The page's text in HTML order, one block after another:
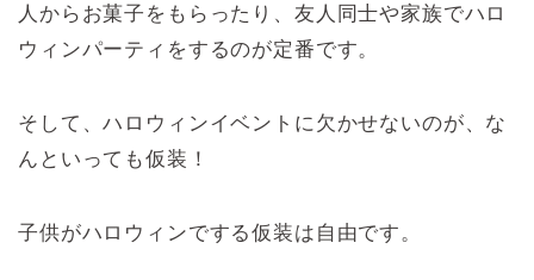
人からお菓子をもらったり、友人同士や家族でハロ
ウィンパーティをするのが定番です。
そして、ハロウィンイベントに欠かせないのが、な
んといっても仮装！
子供がハロウィンでする仮装は自由です。